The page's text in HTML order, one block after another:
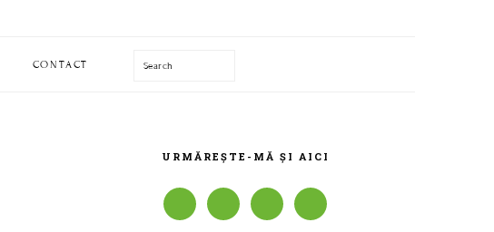
CONTACT Search
PRINCIPALĂ
URMĂREȘTE-MĂ ȘI AICI